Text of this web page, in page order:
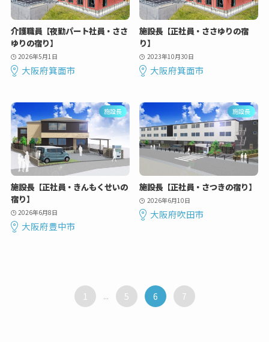
介護職員【夜勤パート社員・ささ
ゆりの宿り】
2026年5月1日
大阪府箕面市
施設長【正社員・ささゆりの宿
り】
2023年10月30日
大阪府箕面市
施設長
施設長【正社員・きんもくせいの
宿り】
2026年6月8日
大阪府豊中市
施設長
施設長【正社員・さつきの宿り】
2026年6月10日
大阪府吹田市
1 ... 5 6 7